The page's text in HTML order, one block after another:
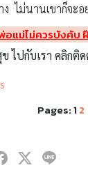
ไม่นานเขาก็จะอ
อแม่ไม่ควรบังคับ
ข ไปกับเรา คลิกติ
Pages:1 2